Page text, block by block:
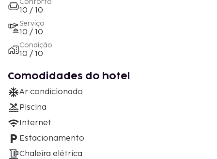
10 / 10
Serviço
10 / 10
Condição
10 / 10
Comodidades do hotel
Ar condicionado
Piscina
Internet
Estacionamento
Chaleira elétrica